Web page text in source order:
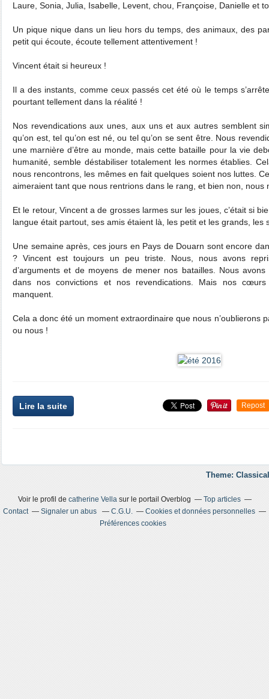
Laure, Sonia, Julia, Isabelle, Levent, chou, Françoise, Danielle et
Un pique nique dans un lieu hors du temps, des animaux, des
petit qui écoute, écoute tellement attentivement !
Vincent était si heureux !
Il a des instants, comme ceux passés cet été où le temps
pourtant tellement dans la réalité !
Nos revendications aux unes, aux uns et aux autres semblent
qu’on est, tel qu’on est né, ou tel qu’on se sent être. Nous
une marnière d’être au monde, mais cette bataille pour la vie
humanité, semble déstabiliser totalement les normes établies.
nous rencontrons, les mêmes en fait quelques soient nos luttes.
aimeraient tant que nous rentrions dans le rang, et bien non, nous
Et le retour, Vincent a de grosses larmes sur les joues, c’était si
langue était partout, ses amis étaient là, les petit et les grands, les
Une semaine après, ces jours en Pays de Douarn sont encore
? Vincent est toujours un peu triste. Nous, nous avons
d’arguments et de moyens de mener nos batailles. Nous
dans nos convictions et nos revendications. Mais nos
manquent.
Cela a donc été un moment extraordinaire que nous n’oublierons
ou nous !
Lire la suite Repost
Theme:
Voir le profil de catherine Vellasur le portail Overblog
Top articles
Contact
Signaler un abus C.G.U.
Cookies et données personnelles
Préférences cookies